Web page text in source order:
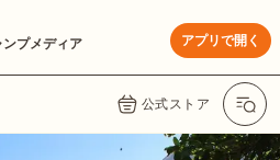
プメディア アプリで開く
公式ストア